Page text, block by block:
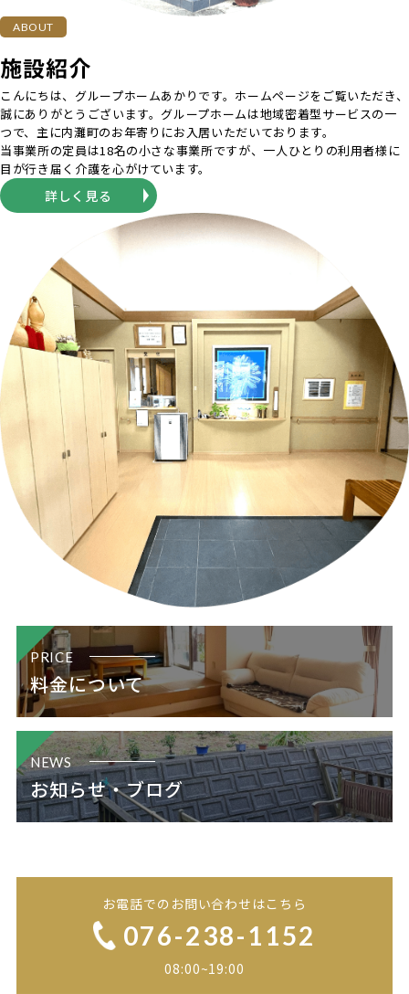
ABOUT
施設紹介
こんにちは、グループホームあかりです。ホームページをご覧いただき、
誠にありがとうございます。グループホームは地域密着型サービスの一
つで、主に内灘町のお年寄りにお入居いただいております。
当事業所の定員は18名の小さな事業所ですが、一人ひとりの利用者様に
目が行き届く介護を心がけています。
詳しく見る
PRICE
料金について
NEWS
お知らせ・ブログ
お電話でのお問い合わせはこちら
076-238-1152
08:00~19:00